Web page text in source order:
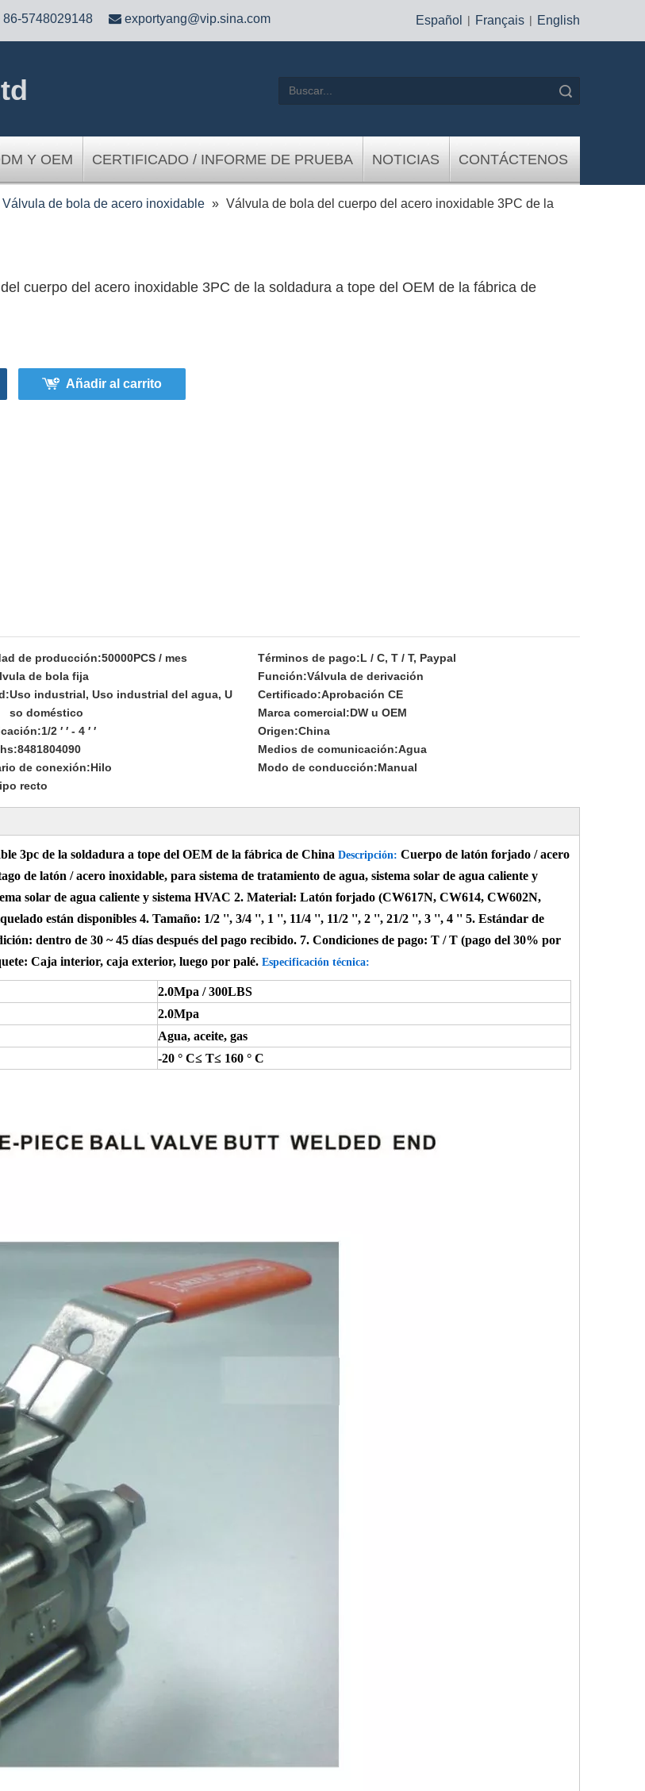
86-5748029148  exportyang@vip.sina.com Español | Français | English
Y OEM CERTIFICADO / INFORME DE PRUEBA NOTICIAS CONTÁCTENOS
Válvula de bola de acero inoxidable » Válvula de bola del cuerpo del acero inoxidable 3PC de la
cuerpo del acero inoxidable 3PC de la soldadura a tope del OEM de la fábrica de
Añadir al carrito
de producción:50000PCS / mes Términos de pago:L / C, T / T, Paypal
de bola fija Función:Válvula de derivación
Uso industrial, Uso industrial del agua, U
so doméstico
Certificado:Aprobación CE
Marca comercial:DW u OEM
1/2 ′ ′ - 4 ′ ′ Origen:China
8481804090 Medios de comunicación:Agua
de conexión:Hilo Modo de conducción:Manual
recto
3pc de la soldadura a tope del OEM de la fábrica de China Descripción: Cuerpo de latón forjado / acero
de latón / acero inoxidable, para sistema de tratamiento de agua, sistema solar de agua caliente y
solar de agua caliente y sistema HVAC 2. Material: Latón forjado (CW617N, CW614, CW602N,
están disponibles 4. Tamaño: 1/2 '', 3/4 '', 1 '', 11/4 '', 11/2 '', 2 '', 21/2 '', 3 '', 4 '' 5. Estándar de
dentro de 30 ~ 45 días después del pago recibido. 7. Condiciones de pago: T / T (pago del 30% por
Caja interior, caja exterior, luego por palé. Especificación técnica:
2.0Mpa / 300LBS
2.0Mpa
Agua, aceite, gas
-20 ° C≤ T≤ 160 ° C